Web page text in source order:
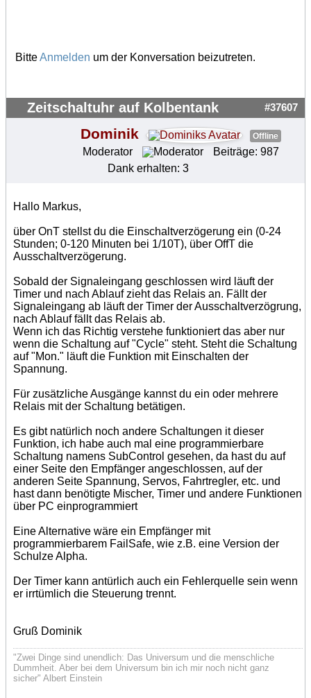
BitteAnmelden um der Konversation beizutreten.
Zeitschaltuhr auf Kolbentank #37607
Dominik Offline
Moderator
Beiträge: 987
Dank erhalten: 3
Hallo Markus,
über OnT stellst du die Einschaltverzögerung ein (0-24
Stunden; 0-120 Minuten bei 1/10T), über OffT die
Ausschaltverzögerung.
Sobald der Signaleingang geschlossen wird läuft der
Timer und nach Ablauf zieht das Relais an. Fällt der
Signaleingang ab läuft der Timer der Ausschaltverzögrung,
nach Ablauf fällt das Relais ab.
Wenn ich das Richtig verstehe funktioniert das aber nur
wenn die Schaltung auf "Cycle" steht. Steht die Schaltung
auf "Mon." läuft die Funktion mit Einschalten der
Spannung.
Für zusätzliche Ausgänge kannst du ein oder mehrere
Relais mit der Schaltung betätigen.
Es gibt natürlich noch andere Schaltungen it dieser
Funktion, ich habe auch mal eine programmierbare
Schaltung namens SubControl gesehen, da hast du auf
einer Seite den Empfänger angeschlossen, auf der
anderen Seite Spannung, Servos, Fahrtregler, etc. und
hast dann benötigte Mischer, Timer und andere Funktionen
über PC einprogrammiert
Eine Alternative wäre ein Empfänger mit
programmierbarem FailSafe, wie z.B. eine Version der
Schulze Alpha.
Der Timer kann antürlich auch ein Fehlerquelle sein wenn
er irrtümlich die Steuerung trennt.
Gruß Dominik
"Zwei Dinge sind unendlich: Das Universum und die menschliche
Dummheit. Aber bei dem Universum bin ich mir noch nicht ganz
sicher" Albert Einstein